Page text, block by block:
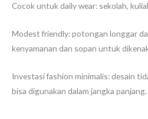
Cocok untuk daily wear: sekolah,
Modest friendly: potongan longgar
kenyamanan dan sopan untuk
Investasi fashion minimalis: desain
bisa digunakan dalam jangka panjang.